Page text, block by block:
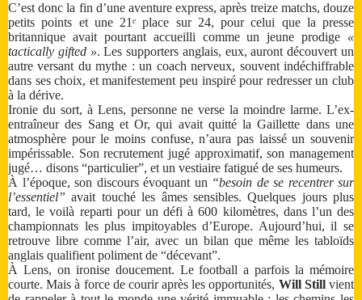
C’est donc la fin d’une aventure express, après treize matchs, douze
petits points et une 21ᵉ place sur 24, pour celui que la presse
britannique avait pourtant accueilli comme un jeune prodige «
tactically gifted ». Les supporters anglais, eux, auront découvert un
autre versant du mythe : un coach nerveux, souvent indéchiffrable
dans ses choix, et manifestement peu inspiré pour redresser un club
à la dérive.
Ironie du sort, à Lens, personne ne verse la moindre larme. L’ex-
entraîneur des Sang et Or, qui avait quitté la Gaillette dans une
atmosphère pour le moins confuse, n’aura pas laissé un souvenir
impérissable. Son recrutement jugé approximatif, son management
jugé… disons “particulier”, et un vestiaire fatigué de ses humeurs.
À l’époque, son discours évoquant un “besoin de se recentrer sur
l’essentiel” avait touché les âmes sensibles. Quelques jours plus
tard, le voilà reparti pour un défi à 600 kilomètres, dans l’un des
championnats les plus impitoyables d’Europe. Aujourd’hui, il se
retrouve libre comme l’air, avec un bilan que même les tabloïds
anglais qualifient poliment de “décevant”.
À Lens, on ironise doucement. Le football a parfois la mémoire
courte. Mais à force de courir après les opportunités, Will Stillvient